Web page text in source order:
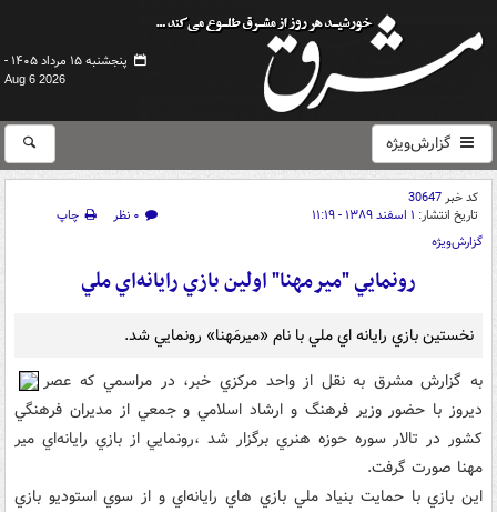
پنجشنبه ۱۵ مرداد ۱۴۰۵ -
Aug 6 2026
گزارش‌ویژه
کد خبر30647
تاریخ انتشار: ۱ اسفند ۱۳۸۹ - ۱۱:۱۹ ۰ نظر
چاپ
گزارش‌ویژه
رونمايي "ميرمهنا" اولين بازي رايانه‌اي ملي
نخستين بازي رايانه اي ملي با نام «ميرمَهنا» رونمايي شد.
به گزارش مشرق به نقل از واحد مرکزي خبر، در مراسمي که عصر
ديروز با حضور وزير فرهنگ و ارشاد اسلامي و جمعي از مديران فرهنگي
کشور در تالار سوره حوزه هنري برگزار شد ،رونمايي از بازي رايانه‌اي مير
مهنا صورت گرفت.
اين بازي با حمايت بنياد ملي بازي هاي رايانه‌اي و از سوي استوديو بازي